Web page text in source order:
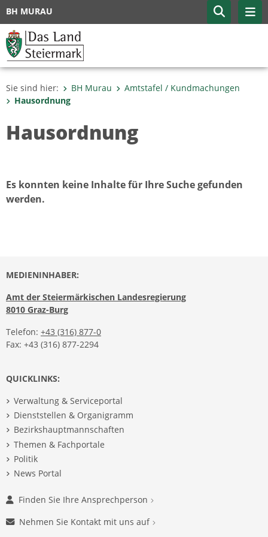
BH MURAU
Sie sind hier: BH Murau
Amtstafel / Kundmachungen
Hausordnung
Hausordnung
Es konnten keine Inhalte für Ihre Suche gefunden
werden.
MEDIENINHABER:
Amt der Steiermärkischen Landesregierung
8010 Graz-Burg
Telefon: +43 (316) 877-0
Fax: +43 (316) 877-2294
QUICKLINKS:
Verwaltung & Serviceportal
Dienststellen & Organigramm
Bezirkshauptmannschaften
Themen & Fachportale
Politik
News Portal
Finden Sie Ihre Ansprechperson
Nehmen Sie Kontakt mit uns auf